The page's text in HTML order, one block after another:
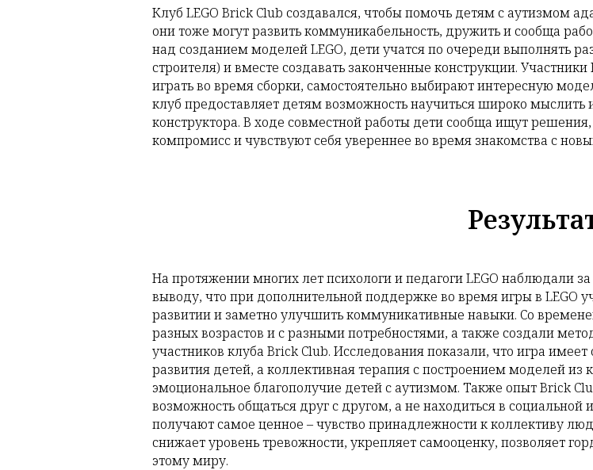
Клуб LEGO Brick Club создавался, чтобы помочь детям с аутизмом
они тоже могут развить коммуникабельность, дружить и сообща
над созданием моделей LEGO, дети учатся по очереди выполнять
строителя) и вместе создавать законченные конструкции.
играть во время сборки, самостоятельно выбирают интересную
клуб предоставляет детям возможность научиться широко мыслить
конструктора. В ходе совместной работы дети сообща ищут
компромисс и чувствуют себя увереннее во время знакомства с
На протяжении многих лет психологи и педагоги LEGO наблюдали
выводу, что при дополнительной поддержке во время игры в LEGO
развитии и заметно улучшить коммуникативные навыки. Со
разных возрастов и с разными потребностями, а также создали
участников клуба Brick Club. Исследования показали, что игра
развития детей, а коллективная терапия с построением моделей из
эмоциональное благополучие детей с аутизмом. Также опыт Brick
возможность общаться друг с другом, а не находиться в социальной
получают самое ценное – чувство принадлежности к коллективу
снижает уровень тревожности, укрепляет самооценку, позволяет
этому миру.